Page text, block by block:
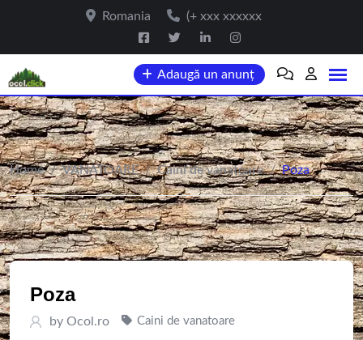
Romania (+ xxx xxxxxx
Adaugă un anunț
Home / VANATOARE / Caini de vanatoare / Poza
Poza
by Ocol.ro Caini de vanatoare